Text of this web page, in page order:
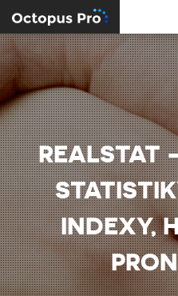
REALSTAT
INDEXY,